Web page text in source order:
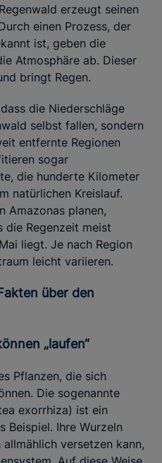
erzeugt seinen
einen Prozess, der
ist, geben die
Atmosphäre ab. Dieser
bringt Regen.
die Niederschläge
selbst fallen, sondern
entfernte Regionen
sogar
die hunderte Kilometer
natürlichen Kreislauf.
Amazonas planen,
die Regenzeit meist
liegt. Je nach Region
leicht variieren.
„laufen“
Pflanzen, die sich
Die sogenannte
exorrhiza) ist ein
Beispiel. Ihre Wurzeln
versetzen kann,